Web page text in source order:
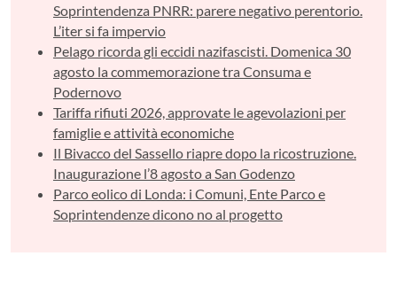
Soprintendenza PNRR: parere negativo perentorio.
L’iter si fa impervio
Pelago ricorda gli eccidi nazifascisti. Domenica 30
agosto la commemorazione tra Consuma e
Podernovo
Tariffa rifiuti 2026, approvate le agevolazioni per
famiglie e attività economiche
Il Bivacco del Sassello riapre dopo la ricostruzione.
Inaugurazione l’8 agosto a San Godenzo
Parco eolico di Londa: i Comuni, Ente Parco e
Soprintendenze dicono no al progetto